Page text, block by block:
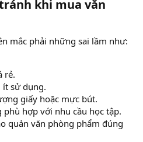
khi mua văn
mắc phải những sai lầm như:
rẻ.
ít sử dụng.
giấy hoặc mực bút.
phù hợp với nhu cầu học tập.
quản văn phòng phẩm đúng